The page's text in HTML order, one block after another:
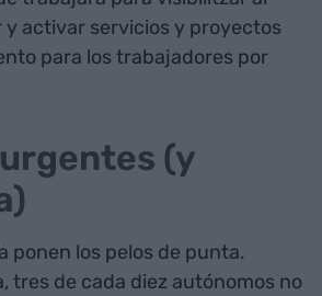
y activar servicios y proyectos
para los trabajadores por
(y
ponen los pelos de punta.
tres de cada diez autónomos no